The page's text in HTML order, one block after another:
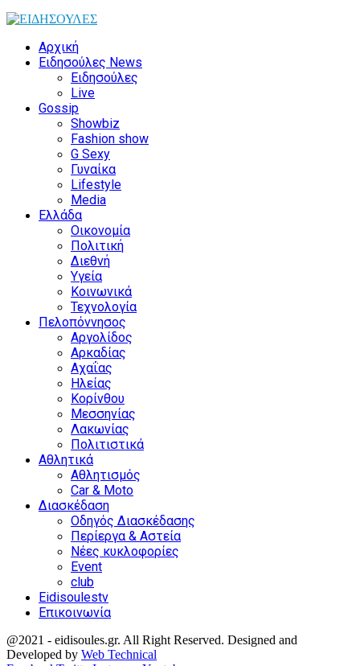
Αρχική
Ειδησούλες News
Ειδησούλες
Live
Gossip
Showbiz
Fashion show
G Sexy
Γυναίκα
Lifestyle
Media
Ελλάδα
Οικονομία
Πολιτική
Διεθνή
Υγεία
Κοινωνικά
Τεχνολογία
Πελοπόννησος
Αργολίδος
Αρκαδίας
Αχαΐας
Ηλείας
Κορίνθου
Μεσσηνίας
Λακωνίας
Πολιτιστικά
Αθλητικά
Αθλητισμός
Car & Moto
Διασκέδαση
Οδηγός Διασκέδασης
Περίεργα & Αστεία
Νέες κυκλοφορίες
Event
club
Eidisoulestv
Επικοινωνία
@2021 - eidisoules.gr. All Right Reserved. Designed and
Developed by Web Technical